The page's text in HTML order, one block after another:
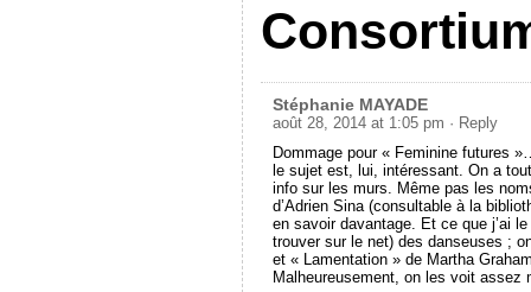
Stéphanie MAYADE
août 28, 2014 at 1:05 pm · Reply
Dommage pour « Feminine futures
le sujet est, lui, intéressant. On a
info sur les murs. Même pas les
d’Adrien Sina (consultable à la
en savoir davantage. Et ce que j’ai
trouver sur le net) des danseuses ;
et « Lamentation » de Martha
Malheureusement, on les voit assez